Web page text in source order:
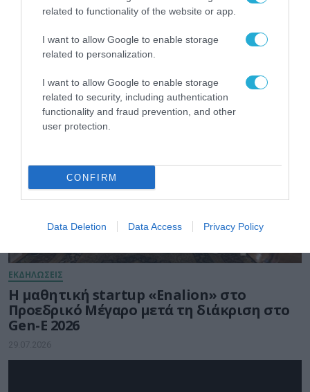
related to functionality of the website or app.
I want to allow Google to enable storage
related to personalization.
I want to allow Google to enable storage
related to security, including authentication
functionality and fraud prevention, and other
user protection.
CONFIRM
Data Deletion Data Access Privacy Policy
ΕΚΔΗΛΩΣΕΙΣ
Η μαθητική startup «Enalion» στο
Προεδρικό Μέγαρο μετά τη διάκριση στο
Gen-E 2026
29.07.2026